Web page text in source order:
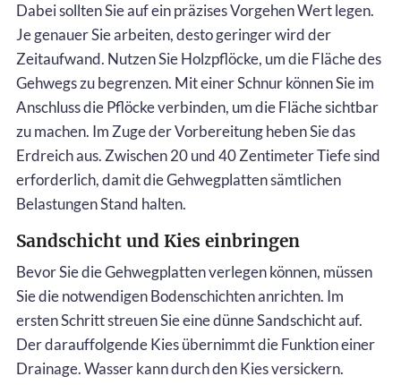
Dabei sollten Sie auf ein präzises Vorgehen Wert legen.
Je genauer Sie arbeiten, desto geringer wird der
Zeitaufwand. Nutzen Sie Holzpflöcke, um die Fläche des
Gehwegs zu begrenzen. Mit einer Schnur können Sie im
Anschluss die Pflöcke verbinden, um die Fläche sichtbar
zu machen. Im Zuge der Vorbereitung heben Sie das
Erdreich aus. Zwischen 20 und 40 Zentimeter Tiefe sind
erforderlich, damit die Gehwegplatten sämtlichen
Belastungen Stand halten.
Sandschicht und Kies einbringen
Bevor Sie die Gehwegplatten verlegen können, müssen
Sie die notwendigen Bodenschichten anrichten. Im
ersten Schritt streuen Sie eine dünne Sandschicht auf.
Der darauffolgende Kies übernimmt die Funktion einer
Drainage. Wasser kann durch den Kies versickern.